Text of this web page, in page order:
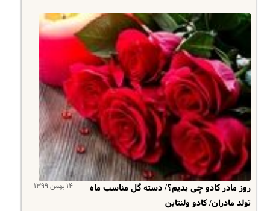
۱۴ بهمن ۱۳۹۹
روز مادر کادو چی بدیم؟/ دسته گل مناسب ماه
تولد مادران/ کادو ولنتاین